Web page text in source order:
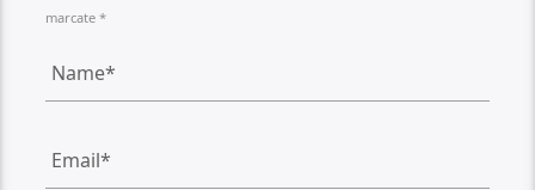
marcate *